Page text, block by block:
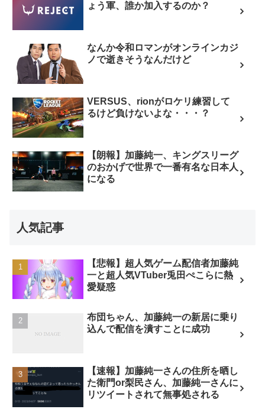
ょう軍、誰か加入するのか？
なんか令和ロマンがオンラインカジ
ノで逝きそうなんだけど
VERSUS、rionがロケリ練習して
るけど負けないよな・・・？
【朗報】加藤純一、キングスリーグ
のおかげで世界で一番有名な日本人
になる
人気記事
【悲報】超人気ゲーム配信者加藤純
一と超人気VTuber兎田ぺこらに熱
愛疑惑
布団ちゃん、加藤純一の新居に乗り
込んで配信を潰すことに成功
【速報】加藤純一さんの住所を晒し
た衛門or梨民さん、加藤純一さんに
リツイートされて無事処される